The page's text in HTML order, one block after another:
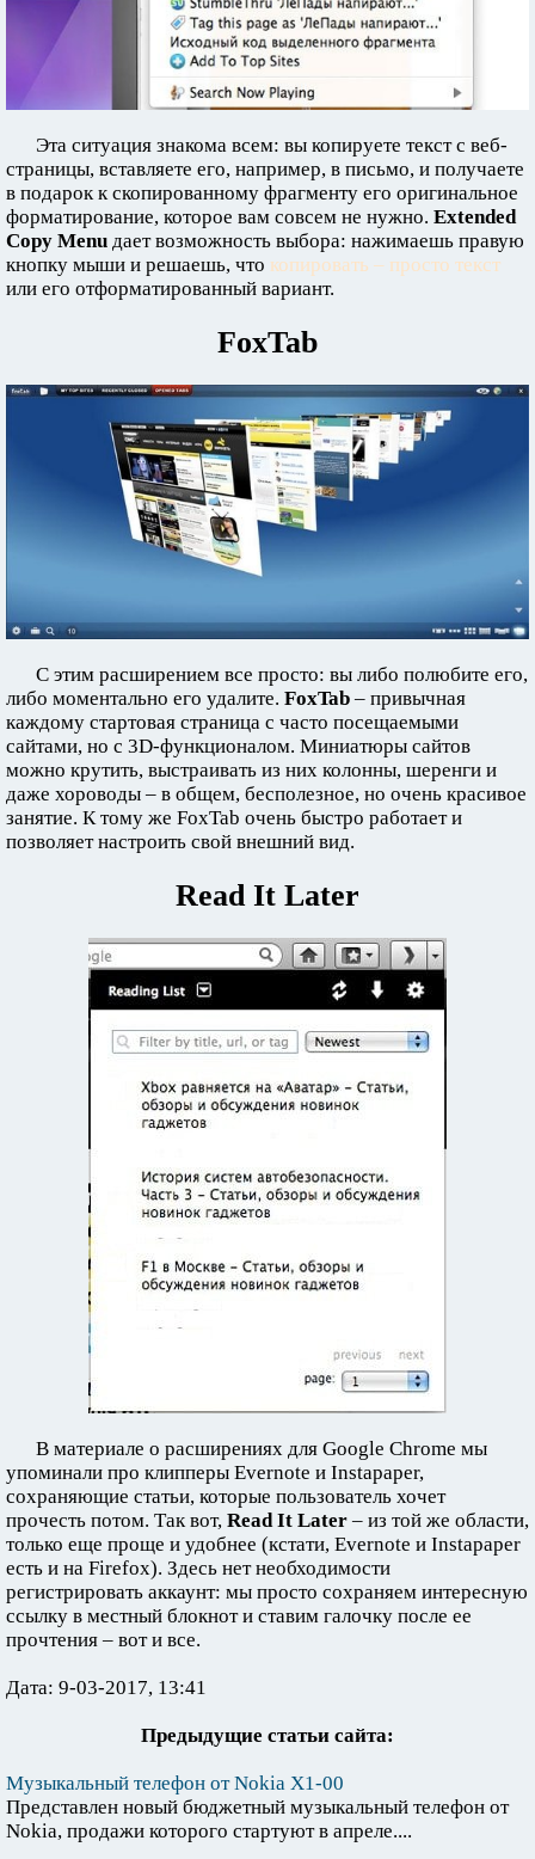
Эта ситуация знакома всем: вы копируете текст с веб-
страницы, вставляете его, например, в письмо, и получаете
в подарок к скопированному фрагменту его оригинальное
форматирование, которое вам совсем не нужно. Extended
Copy Menu дает возможность выбора: нажимаешь правую
кнопку мыши и решаешь, что копировать – просто текст
или его отформатированный вариант.
FoxTab
С этим расширением все просто: вы либо полюбите его,
либо моментально его удалите. FoxTab – привычная
каждому стартовая страница с часто посещаемыми
сайтами, но с 3D-функционалом. Миниатюры сайтов
можно крутить, выстраивать из них колонны, шеренги и
даже хороводы – в общем, бесполезное, но очень красивое
занятие. К тому же FoxTab очень быстро работает и
позволяет настроить свой внешний вид.
Read It Later
В материале о расширениях для Google Chrome мы
упоминали про клипперы Evernote и Instapaper,
сохраняющие статьи, которые пользователь хочет
прочесть потом. Так вот, Read It Later – из той же области,
только еще проще и удобнее (кстати, Evernote и Instapaper
есть и на Firefox). Здесь нет необходимости
регистрировать аккаунт: мы просто сохраняем интересную
ссылку в местный блокнот и ставим галочку после ее
прочтения – вот и все.
Дата: 9-03-2017, 13:41
Предыдущие статьи сайта:
Музыкальный телефон от Nokia X1-00
Представлен новый бюджетный музыкальный телефон от
Nokia, продажи которого стартуют в апреле....